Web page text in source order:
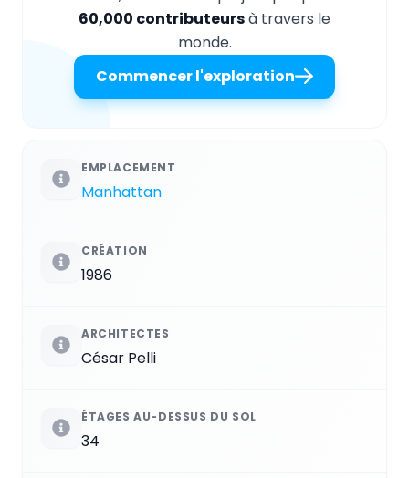
60,000 contributeursà travers le
monde.
Commencer l'exploration
EMPLACEMENT
Manhattan
CRÉATION
1986
ARCHITECTES
César Pelli
ÉTAGES AU-DESSUS DU SOL
34